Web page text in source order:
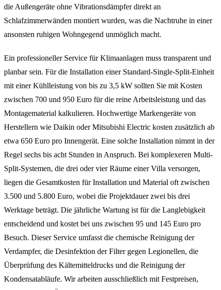
die Außengeräte ohne Vibrationsdämpfer direkt an
Schlafzimmerwänden montiert wurden, was die Nachtruhe in einer
ansonsten ruhigen Wohngegend unmöglich macht.
Ein professioneller Service für Klimaanlagen muss transparent und
planbar sein. Für die Installation einer Standard-Single-Split-Einheit
mit einer Kühlleistung von bis zu 3,5 kW sollten Sie mit Kosten
zwischen 700 und 950 Euro für die reine Arbeitsleistung und das
Montagematerial kalkulieren. Hochwertige Markengeräte von
Herstellern wie Daikin oder Mitsubishi Electric kosten zusätzlich ab
etwa 650 Euro pro Innengerät. Eine solche Installation nimmt in der
Regel sechs bis acht Stunden in Anspruch. Bei komplexeren Multi-
Split-Systemen, die drei oder vier Räume einer Villa versorgen,
liegen die Gesamtkosten für Installation und Material oft zwischen
3.500 und 5.800 Euro, wobei die Projektdauer zwei bis drei
Werktage beträgt. Die jährliche Wartung ist für die Langlebigkeit
entscheidend und kostet bei uns zwischen 95 und 145 Euro pro
Besuch. Dieser Service umfasst die chemische Reinigung der
Verdampfer, die Desinfektion der Filter gegen Legionellen, die
Überprüfung des Kältemitteldrucks und die Reinigung der
Kondensatabläufe. Wir arbeiten ausschließlich mit Festpreisen,